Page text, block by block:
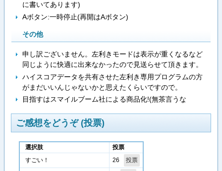
に書いてあります)
Aボタン:一時停止(再開はAボタン)
その他
申し訳ございません。左利きモードは表示が重くなるなど
同じように快適に出来なかったので見送らせて頂きます。
ハイスコアデータを共有させた左利き専用プログラムの方
がまだいいんじゃないかと思えたくらいですので。
目指すはスマイルブーム社による商品化!(無茶言うな
ご感想をどうぞ (投票)
選択肢 投票
すごい！ 26